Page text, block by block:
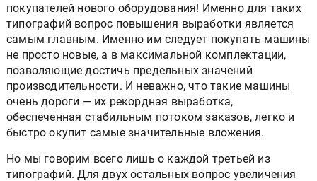
покупателей нового оборудования! Именно для таких
типографий вопрос повышения выработки является
самым главным. Именно им следует покупать машины
не просто новые, а в максимальной комплектации,
позволяющие достичь предельных значений
производительности. И неважно, что такие машины
очень дороги — их рекордная выработка,
обеспеченная стабильным потоком заказов, легко и
быстро окупит самые значительные вложения.
Но мы говорим всего лишь о каждой третьей из
типографий. Для двух остальных вопрос увеличения